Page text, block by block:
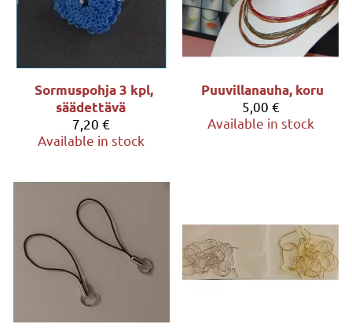
Sormuspohja 3 kpl,
säädettävä
7,20 €
Available in stock
Puuvillanauha, koru
5,00 €
Available in stock